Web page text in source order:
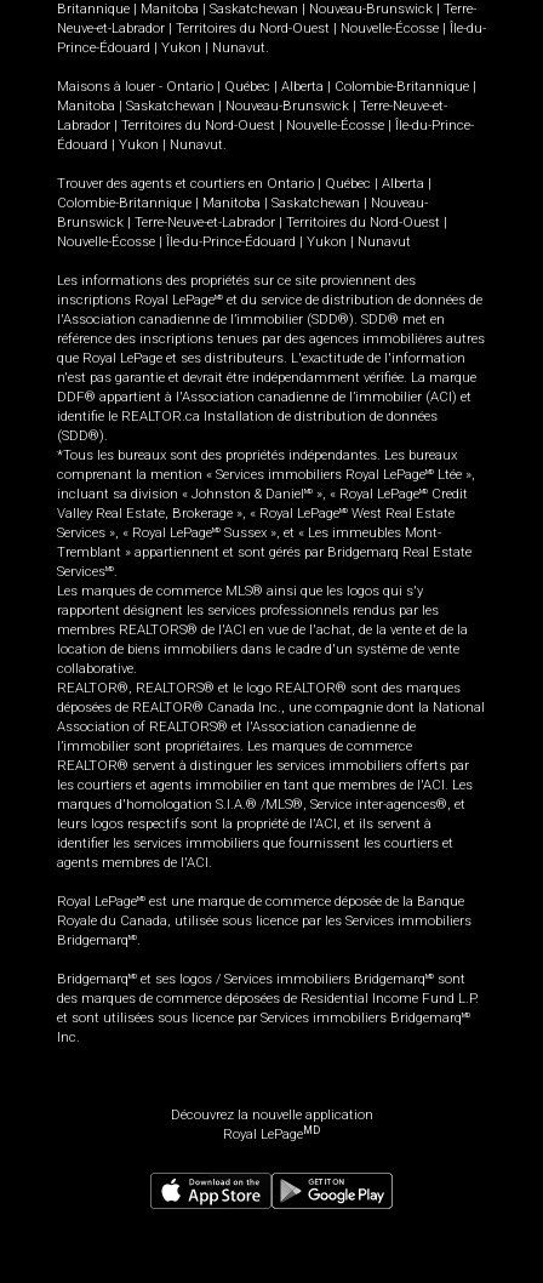
Britannique
Manitoba Saskatchewan Nouveau-Brunswick
Terre-
Neuve-et-Labrador
Territoires du Nord-Ouest Nouvelle-Écosse
Île-du-
Prince-Édouard
Yukon Nunavut.
Maisons à louer - Ontario Québec Alberta Colombie-Britannique
Manitoba
Saskatchewan Nouveau-Brunswick
Terre-Neuve-et-
Labrador
Territoires du Nord-Ouest Nouvelle-Écosse
Île-du-Prince-
Édouard
Yukon Nunavut.
Trouver des agents et courtiers en Ontario Québec Alberta
Colombie-Britannique
Manitoba Saskatchewan
Nouveau-
Brunswick
Terre-Neuve-et-Labrador Territoires du Nord-Ouest
Nouvelle-Écosse
Île-du-Prince-Édouard Yukon Nunavut
Les informations des propriétés sur ce site proviennent des
inscriptions Royal LePageMD et du service de distribution de données de
l'Association canadienne de l’immobilier (SDD®). SDD® met en
référence des inscriptions tenues par des agences immobilières autres
que Royal LePage et ses distributeurs. L'exactitude de l'information
n'est pas garantie et devrait être indépendamment vérifiée. La marque
DDF® appartient à l'Association canadienne de l’immobilier (ACI) et
identifie le REALTOR.ca Installation de distribution de données
(SDD®).
*Tous les bureaux sont des propriétés indépendantes. Les bureaux
comprenant la mention « Services immobiliers Royal LePageMD
Ltée »,
incluant sa division « Johnston & Daniel MD », « Royal LePageMD
Credit
Valley Real Estate, Brokerage », « Royal LePageMD West Real Estate
Services », « Royal LePageMD Sussex », et « Les immeubles Mont-
Tremblant » appartiennent et sont gérés par Bridgemarq Real Estate
ServicesMD.
Les marques de commerce MLS® ainsi que les logos qui s'y
rapportent désignent les services professionnels rendus par les
membres REALTORS® de l'ACI en vue de l'achat, de la vente et de la
location de biens immobiliers dans le cadre d'un système de vente
collaborative.
REALTOR®, REALTORS® et le logo REALTOR® sont des marques
déposées de REALTOR® Canada Inc., une compagnie dont la National
Association of REALTORS® et l'Association canadienne de
l’immobilier sont propriétaires. Les marques de commerce
REALTOR® servent à distinguer les services immobiliers offerts par
les courtiers et agents immobilier en tant que membres de l'ACI. Les
marques d'homologation S.I.A.® /MLS®, Service inter-agences®, et
leurs logos respectifs sont la propriété de l'ACI, et ils servent à
identifier les services immobiliers que fournissent les courtiers et
agents membres de l'ACI.
Royal LePageMD est une marque de commerce déposée de la Banque
Royale du Canada, utilisée sous licence par les Services immobiliers
BridgemarqMD.
BridgemarqMD et ses logos / Services immobiliers BridgemarqMD
sont
des marques de commerce déposées de Residential Income Fund L.P.
et sont utilisées sous licence par Services immobiliers BridgemarqMD
Inc.
Découvrez la nouvelle application
Royal LePageMD